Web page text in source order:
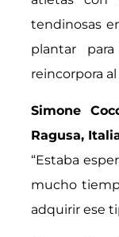
tendinosas
plantar
reincorpora
Simone
Ragusa,
“Estaba
mucho
adquirir ese